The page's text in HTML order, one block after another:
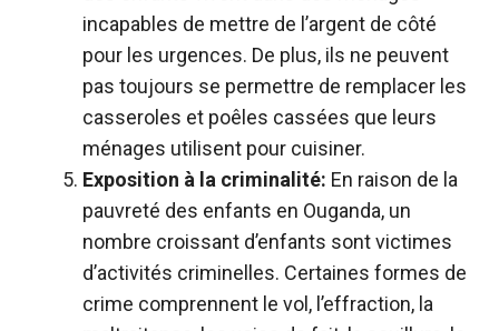
incapables de mettre de l’argent de côté
pour les urgences. De plus, ils ne peuvent
pas toujours se permettre de remplacer les
casseroles et poêles cassées que leurs
ménages utilisent pour cuisiner.
Exposition à la criminalité: En raison de la
pauvreté des enfants en Ouganda, un
nombre croissant d’enfants sont victimes
d’activités criminelles. Certaines formes de
crime comprennent le vol, l’effraction, la